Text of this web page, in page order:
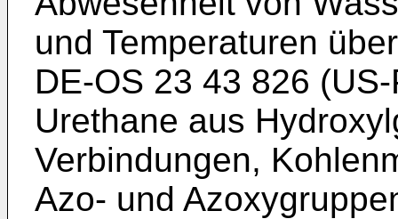
und Temperaturen
DE-OS 23 43 826
Urethane aus
Verbindungen,
Azo- und